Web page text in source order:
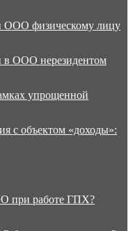
ООО физическому лицу
в ООО нерезидентом
упрощенной
с объектом «доходы»:
при работе ГПХ?